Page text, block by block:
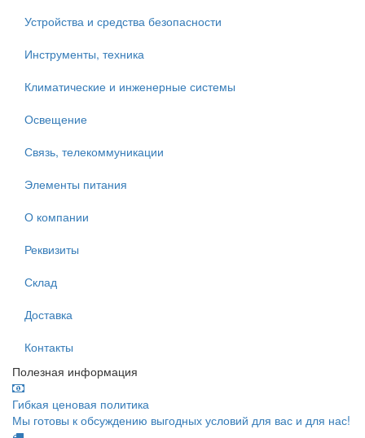
Устройства и средства безопасности
Инструменты, техника
Климатические и инженерные системы
Освещение
Связь, телекоммуникации
Элементы питания
О компании
Реквизиты
Склад
Доставка
Контакты
Полезная информация
Гибкая ценовая политика
Мы готовы к обсуждению выгодных условий для вас и для нас!